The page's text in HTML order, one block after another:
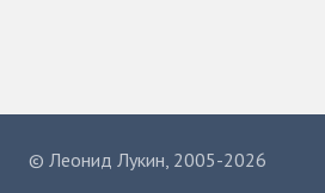
© Леонид Лукин , 2005-2026